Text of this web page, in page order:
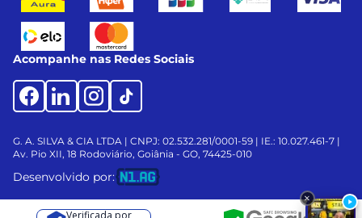
Acompanhe nas Redes Sociais
G. A. SILVA & CIA LTDA | CNPJ: 02.532.281/0001-59 | IE.: 10.027.461-7 |
Av. Pio XII, 18 Rodoviário, Goiânia - GO, 74425-010
Desenvolvido por:
Verificada por